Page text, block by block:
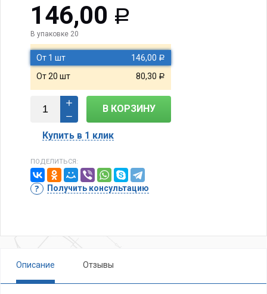
146,00 Р
В упаковке 20
От 1 шт 146,00 Р
От 20 шт 80,30 Р
В КОРЗИНУ
Купить в 1 клик
ПОДЕЛИТЬСЯ:
Получить консультацию
Описание Отзывы